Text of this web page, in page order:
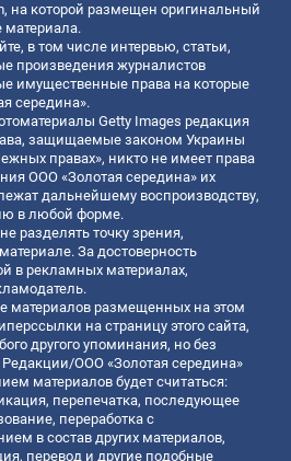
, на которой размещен оригинальный
материала.
в том числе интервью, статьи,
произведения журналистов
имущественные права на которые
середина».
Getty Images редакция
защищаемые законом Украины
правах», никто не имеет права
ООО «Золотая середина» их
дальнейшему воспроизводству,
в любой форме.
разделять точку зрения,
За достоверность
в рекламных материалах,
материалов размещенных на этом
на страницу этого сайта,
другого упоминания, но без
ООО «Золотая середина»
материалов будет считаться:
перепечатка, последующее
переработка с
в состав других материалов,
перевод и другие подобные